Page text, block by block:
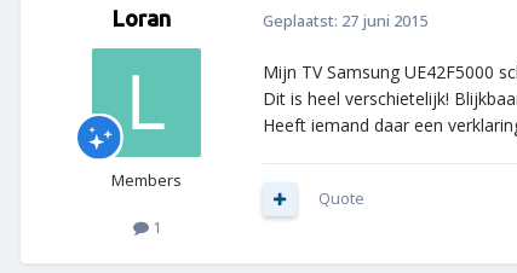
Loran
Members
1
Geplaatst: 27 juni 2015
Mijn TV Samsung UE42F5000
Dit is heel verschietelijk!
Heeft iemand daar een
Quote